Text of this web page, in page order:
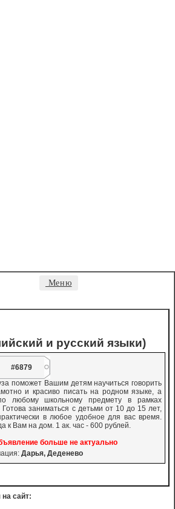
Меню
и русский языки)
#6879
поможет Вашим детям научиться говорить
и красиво писать на родном языке, а
любому школьному предмету в рамках
заниматься с детьми от 10 до 15 лет,
в любое удобное для вас время.
к Вам на дом. 1 ак. час - 600 рублей.
больше не актуально
Дарья, Деденево
сайт: